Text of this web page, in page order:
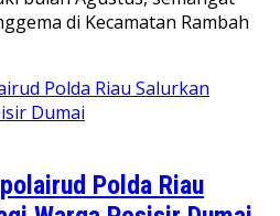
di Kecamatan Rambah
Polda Riau